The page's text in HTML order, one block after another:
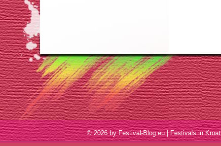
© 2026 by Festival-Blog.eu | Festivals in